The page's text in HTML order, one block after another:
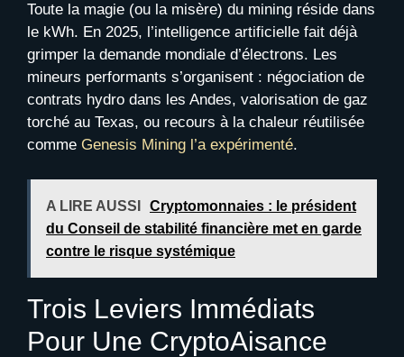
Toute la magie (ou la misère) du mining réside dans
le kWh. En 2025, l’intelligence artificielle fait déjà
grimper la demande mondiale d’électrons. Les
mineurs performants s’organisent : négociation de
contrats hydro dans les Andes, valorisation de gaz
torché au Texas, ou recours à la chaleur réutilisée
comme Genesis Mining l’a expérimenté.
A LIRE AUSSI
Cryptomonnaies : le président
du Conseil de stabilité financière met en garde
contre le risque systémique
Trois Leviers Immédiats
Pour Une CryptoAisance